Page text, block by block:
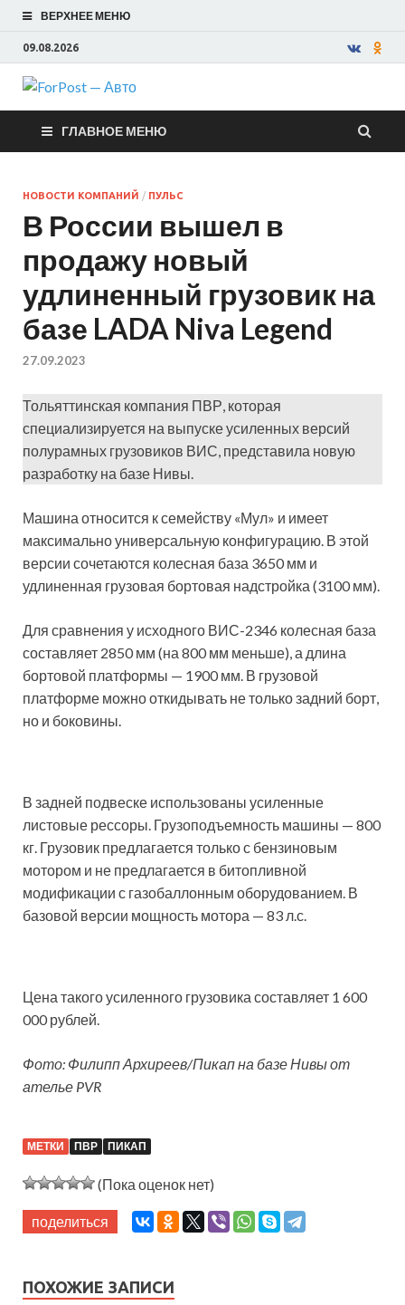
ВЕРХНЕЕ МЕНЮ
09.08.2026
ForPost —
Авто
ГЛАВНОЕ МЕНЮ
НОВОСТИ КОМПАНИЙ / ПУЛЬС
В России вышел в
продажу новый
удлиненный грузовик на
базе LADA Niva Legend
27.09.2023
Тольяттинская компания ПВР, которая
специализируется на выпуске усиленных версий
полурамных грузовиков ВИС, представила новую
разработку на базе Нивы.
Машина относится к семейству «Мул» и имеет
максимально универсальную конфигурацию. В этой
версии сочетаются колесная база 3650 мм и
удлиненная грузовая бортовая надстройка (3100 мм).
Для сравнения у исходного ВИС-2346 колесная база
составляет 2850 мм (на 800 мм меньше), а длина
бортовой платформы — 1900 мм. В грузовой
платформе можно откидывать не только задний борт,
но и боковины.
В задней подвеске использованы усиленные
листовые рессоры. Грузоподъемность машины — 800
кг. Грузовик предлагается только с бензиновым
мотором и не предлагается в битопливной
модификации с газобаллонным оборудованием. В
базовой версии мощность мотора — 83 л.с.
Цена такого усиленного грузовика составляет 1 600
000 рублей.
Фото: Филипп Архиреев/Пикап на базе Нивы от
ателье PVR
МЕТКИ ПВР ПИКАП
(Пока оценок нет)
поделиться
ПОХОЖИЕ ЗАПИСИ